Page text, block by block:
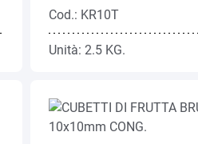
Cod.: KR10T
Unità: 2.5 KG.